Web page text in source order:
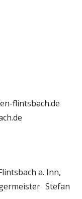
flintsbach.de
a. Inn,
Stefan